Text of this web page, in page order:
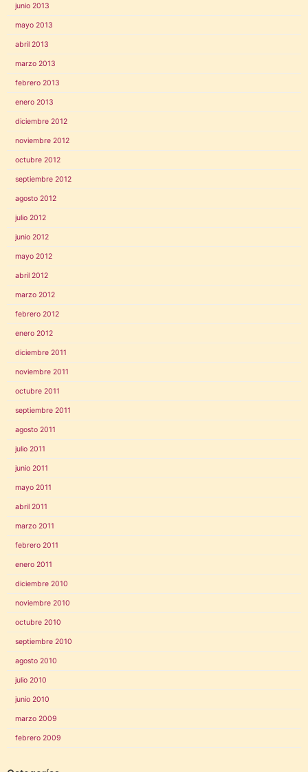
junio 2013
mayo 2013
abril 2013
marzo 2013
febrero 2013
enero 2013
diciembre 2012
noviembre 2012
octubre 2012
septiembre 2012
agosto 2012
julio 2012
junio 2012
mayo 2012
abril 2012
marzo 2012
febrero 2012
enero 2012
diciembre 2011
noviembre 2011
octubre 2011
septiembre 2011
agosto 2011
julio 2011
junio 2011
mayo 2011
abril 2011
marzo 2011
febrero 2011
enero 2011
diciembre 2010
noviembre 2010
octubre 2010
septiembre 2010
agosto 2010
julio 2010
junio 2010
marzo 2009
febrero 2009